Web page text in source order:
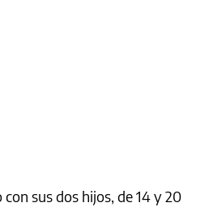
sus dos hijos, de 14 y 20